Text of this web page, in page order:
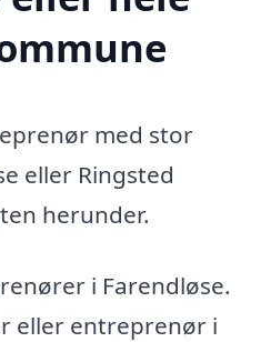
med stor
eller Ringsted
herunder.
i Farendløse.
eller entreprenør i